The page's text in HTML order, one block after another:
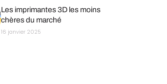
Les imprimantes 3D les moins
chères du marché
16 janvier 2025